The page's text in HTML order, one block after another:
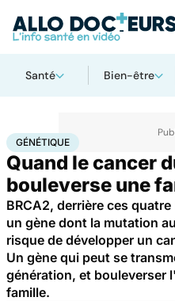
Santé Bien-être
AccueilSanté Maladies Génétique
GÉNÉTIQUE
Quand le cancer
bouleverse une
BRCA2, derrière ces
un gène dont la mutation
risque de développer un
Un gène qui peut se
génération, et bouleverser
famille.